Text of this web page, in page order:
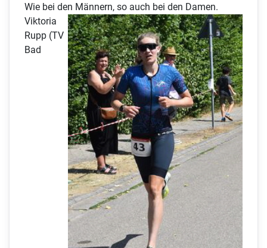
Wie bei den Männern, so auch bei den Damen.
Viktoria
Rupp (TV
Bad